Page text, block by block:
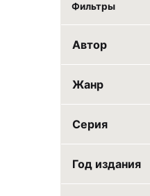
Фильтры
Автор
Жанр
Серия
Год издания